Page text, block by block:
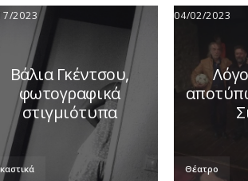
2023
Βάλια Γκέντσου,
φωτογραφικά
στιγμιότυπα
04/02/2023
Θέατρο